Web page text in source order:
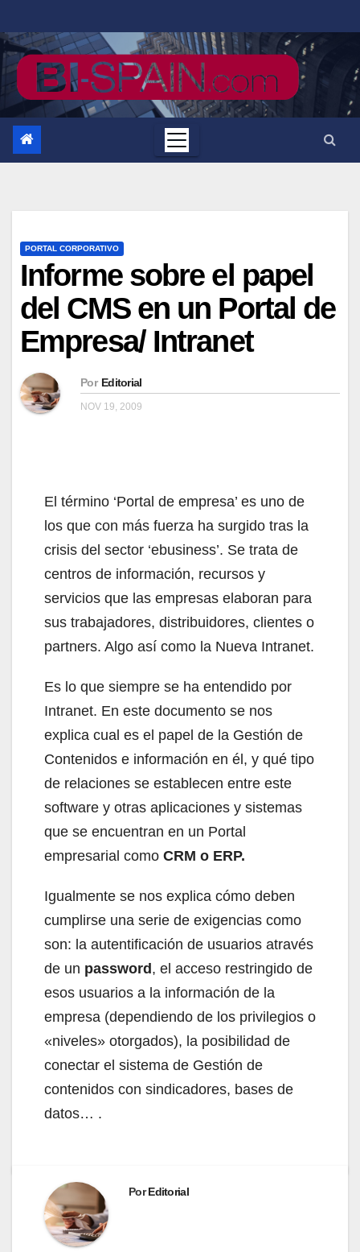
al
contenido
PORTAL CORPORATIVO
Informe sobre el papel
del CMS en un Portal de
Empresa/ Intranet
Por Editorial
NOV 19, 2009
El término ‘Portal de empresa’ es uno de
los que con más fuerza ha surgido tras la
crisis del sector ‘ebusiness’. Se trata de
centros de información, recursos y
servicios que las empresas elaboran para
sus trabajadores, distribuidores, clientes o
partners. Algo así como la Nueva Intranet.
Es lo que siempre se ha entendido por
Intranet. En este documento se nos
explica cual es el papel de la Gestión de
Contenidos e información en él, y qué tipo
de relaciones se establecen entre este
software y otras aplicaciones y sistemas
que se encuentran en un Portal
empresarial como CRM o ERP.
Igualmente se nos explica cómo deben
cumplirse una serie de exigencias como
son: la autentificación de usuarios através
de un password, el acceso restringido de
esos usuarios a la información de la
empresa (dependiendo de los privilegios o
«niveles» otorgados), la posibilidad de
conectar el sistema de Gestión de
contenidos con sindicadores, bases de
datos… .
PorEditorial